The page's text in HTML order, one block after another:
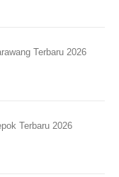
Terbaru 2026
Terbaru 2026